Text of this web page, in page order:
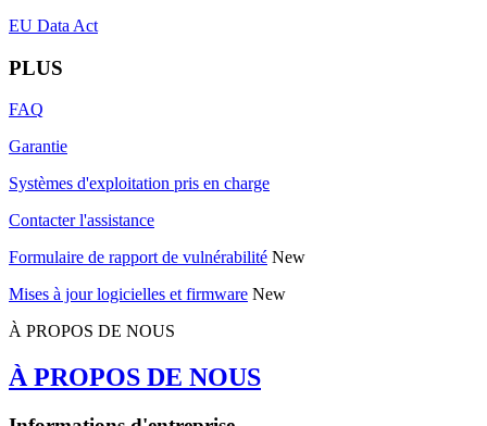
EU Data Act
PLUS
FAQ
Garantie
Systèmes d'exploitation pris en charge
Contacter l'assistance
Formulaire de rapport de vulnérabilité New
Mises à jour logicielles et firmware New
À PROPOS DE NOUS
À PROPOS DE NOUS